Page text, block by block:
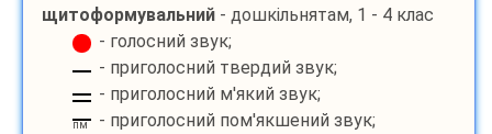
щитоформувальний - дошкільнятам, 1 - 4 клас
- голосний звук;
- приголосний твердий звук;
- приголосний м'який звук;
пм
- приголосний пом'якшений звук;